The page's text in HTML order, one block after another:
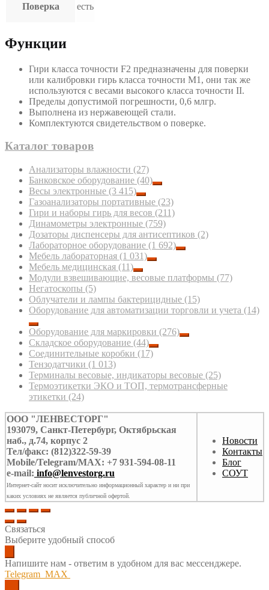
Поверка есть
Функции
Гири класса точности F2 предназначены для поверки
или калибровки гирь класса точности М1, они так же
используются с весами высокого класса точности II.
Пределы допустимой погрешности, 0,6 млгр.
Выполнена из нержавеющей стали.
Комплектуются свидетельством о поверке.
Каталог товаров
Анализаторы влажности (27)
Банковское оборудование (40)
Весы электронные (3 415)
Газоанализаторы портативные (23)
Гири и наборы гирь для весов (211)
Динамометры электронные (759)
Дозаторы диспенсеры для антисептиков (2)
Лабораторное оборудование (1 692)
Мебель лабораторная (1 031)
Мебель медицинская (11)
Модули взвешивающие, весовые платформы (77)
Негатоскопы (5)
Облучатели и лампы бактерицидные (15)
Оборудование для автоматизации торговли и учета (14)
Оборудование для маркировки (276)
Складское оборудование (44)
Соединительные коробки (17)
Тензодатчики (1 013)
Терминалы весовые, индикаторы весовые (25)
Термоэтикетки ЭКО и ТОП, термотрансферные
этикетки (24)
ООО "ЛЕНВЕСТОРГ"
193079, Санкт-Петербург, Октябрьская
наб., д.74, корпус 2
Тел/факс: (812)322-59-39
Mobile/Telegram/MAX: +7 931-594-08-11
e-mail: info@lenvestorg.ru
Интернет-сайт носит исключительно информационный характер и ни при
каких условиях не является публичной офертой.
Новости
Контакты
Блог
СОУТ
Связаться
Выберите удобный способ
Напишите нам - ответим в удобном для вас мессенджере.
Telegram MAX